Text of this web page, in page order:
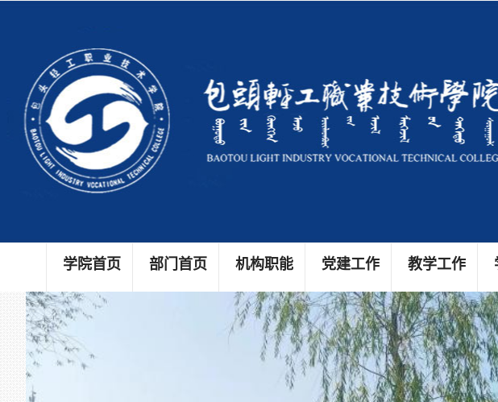
学院首页 部门首页 机构职能 党建工作 教学工作